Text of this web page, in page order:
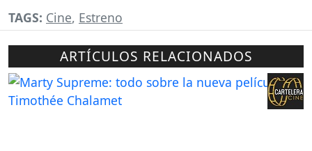
TAGS: Cine, Estreno
ARTÍCULOS RELACIONADOS